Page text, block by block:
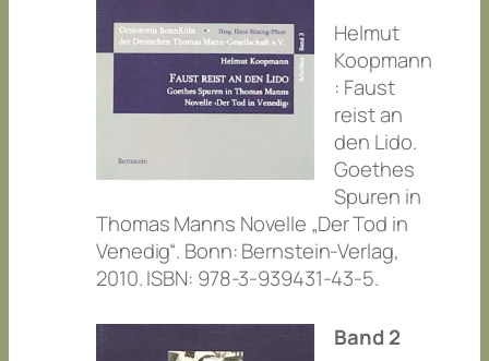
Helmut
Koopmann
: Faust
reist an
den Lido.
Goethes
Spuren in
Thomas Manns Novelle „Der Tod in
Venedig“. Bonn: Bernstein-Verlag,
2010. ISBN: 978-3-939431-43-5.
Band 2